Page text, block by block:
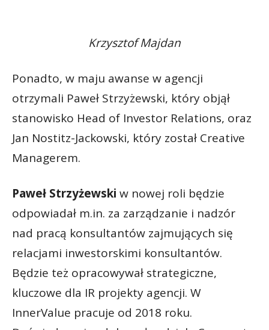
Krzysztof Majdan
Ponadto, w maju awanse w agencji
otrzymali Paweł Strzyżewski, który objął
stanowisko Head of Investor Relations, oraz
Jan Nostitz-Jackowski, który został Creative
Managerem.
Paweł Strzyżewski w nowej roli będzie
odpowiadał m.in. za zarządzanie i nadzór
nad pracą konsultantów zajmujących się
relacjami inwestorskimi konsultantów.
Będzie też opracowywał strategiczne,
kluczowe dla IR projekty agencji. W
InnerValue pracuje od 2018 roku.